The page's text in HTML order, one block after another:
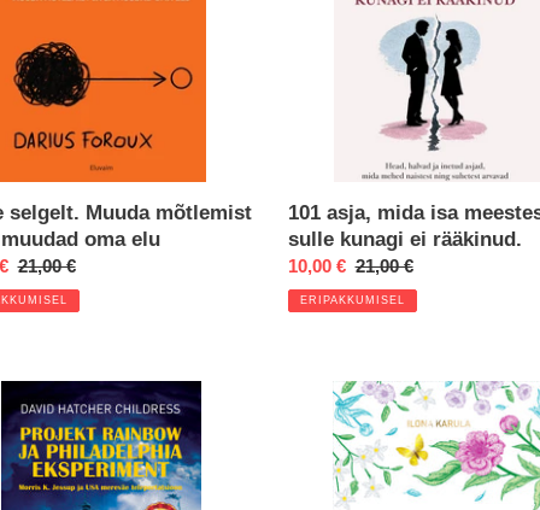
o
n
:
selgelt. Muuda mõtlemist
oma elu
Regular
price
21,00 €
101 asja, mida isa
sulle kunagi ei rääkinud.
Eripakkumine
10,00 € Regular
price
21,00 €
ERIPAKKUMISEL
Raamat
"Hingesõnumid.
sõnumit
hingele"